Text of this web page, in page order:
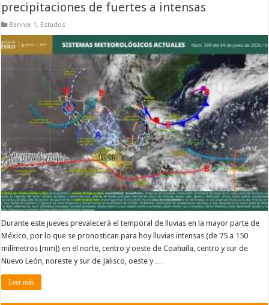
precipitaciones de fuertes a intensas
Banner 1, Estados
Durante este jueves prevalecerá el temporal de lluvias en la mayor parte de
México, por lo que se pronostican para hoy lluvias intensas (de 75 a 150
milímetros [mm]) en el norte, centro y oeste de Coahuila, centro y sur de
Nuevo León, noreste y sur de Jalisco, oeste y …
Leer más